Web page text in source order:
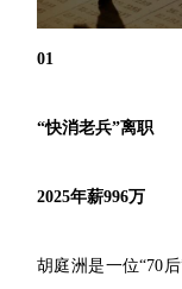
01
“快消老兵”离职
2025年薪996万
胡庭洲是一位“70